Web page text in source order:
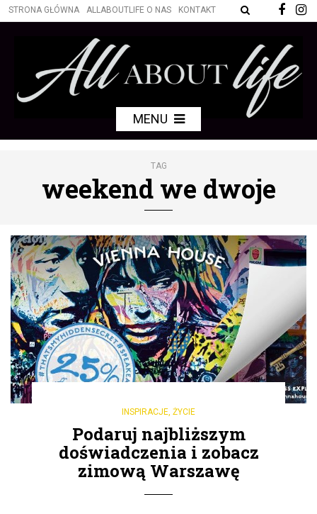
STRONA GŁÓWNA ALLABOUTLIFE O NAS KONTAKT
MENU
TAG
weekend we dwoje
INSPIRACJE, ŻYCIE
Podaruj najbliższym
doświadczenia i zobacz
zimową Warszawę